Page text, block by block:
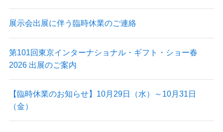
展示会出展に伴う臨時休業のご連絡
第101回東京インターナショナル・ギフト・ショー春
2026 出展のご案内
【臨時休業のお知らせ】10月29日（水）～10月31日
（金）